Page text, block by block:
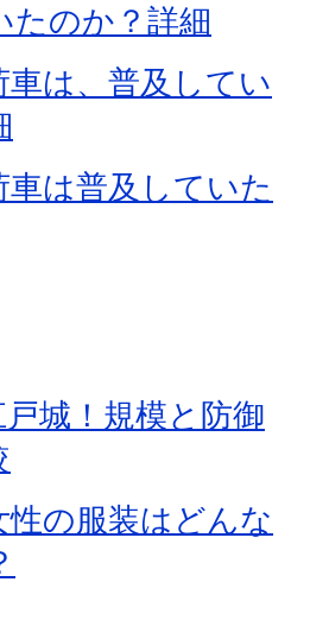
たのか？詳細
車は、普及してい
は普及していた
城！規模と防御
性の服装はどんな